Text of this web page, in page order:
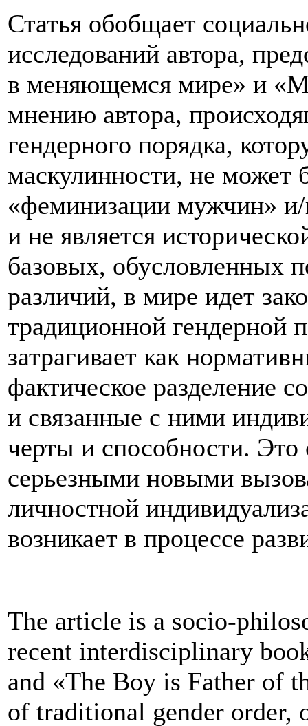
Статья обобщает
исследований автора,
в меняющемся мире» и
мнению автора,
гендерного порядка,
маскулинности, не может
«феминизации мужчин»
и не является
базовых, обусловленных
различий, в мире идет
традиционной гендерной
затрагивает как
фактическое разделение
и связанные с ними
черты и способности.
серьезными новыми
личностной
возникает в процессе
The article is a socio-
recent interdisciplinary
and «The Boy is Father of
of traditional gender order,